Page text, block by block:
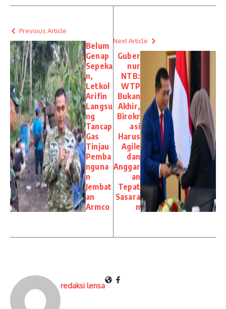
Previous Article
Belum
Genap
Sepeka
n,
Letkol
Arifin
Langsu
ng
Tancap
Gas
Tinjau
Pemba
nguna
n
Jembat
an
Armco
Next Article
Guber
nur
NTB:
WTP
Bukan
Akhir,
Birokr
asi
Harus
Agile
dan
Anggar
an
Tepat
Sasara
n
redaksi lensa